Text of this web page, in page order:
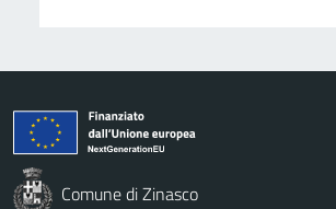
Comune di Zinasco